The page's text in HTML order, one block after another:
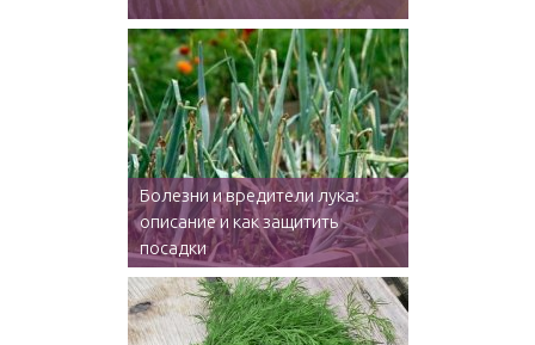
Болезни и вредители лука:
описание и как защитить
посадки